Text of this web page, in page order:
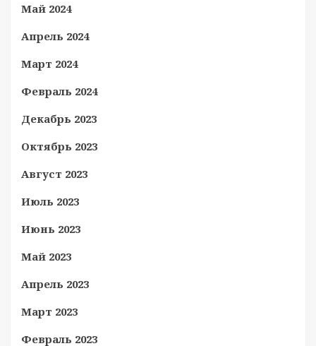
Май 2024
Апрель 2024
Март 2024
Февраль 2024
Декабрь 2023
Октябрь 2023
Август 2023
Июль 2023
Июнь 2023
Май 2023
Апрель 2023
Март 2023
Февраль 2023